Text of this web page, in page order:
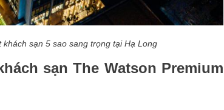
sạn 5 sao sang trọng tại Hạ Long
sạn The Watson Premium